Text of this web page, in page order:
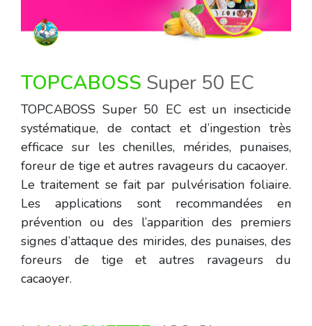
TOPCABOSS Super 50 EC
TOPCABOSS Super 50 EC est un insecticide
systématique, de contact et d’ingestion très
efficace sur les chenilles, mérides, punaises,
foreur de tige et autres ravageurs du cacaoyer.
Le traitement se fait par pulvérisation foliaire.
Les applications sont recommandées en
prévention ou des l’apparition des premiers
signes d’attaque des mirides, des punaises, des
foreurs de tige et autres ravageurs du
cacaoyer.